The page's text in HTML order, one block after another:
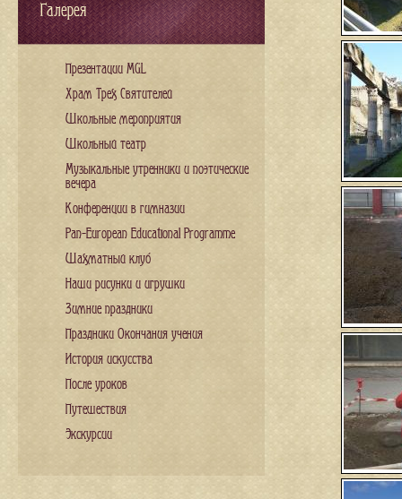
Галерея
Презентации MGL
Храм Трех Святителей
Школьные мероприятия
Школьный театр
Музыкальные утренники и поэтические
вечера
Конференции в гимназии
Pan-European Educational Programme
Шахматный клуб
Наши рисунки и игрушки
Зимние праздники
Праздники Окончания учения
История искусства
После уроков
Путешествия
Экскурсии